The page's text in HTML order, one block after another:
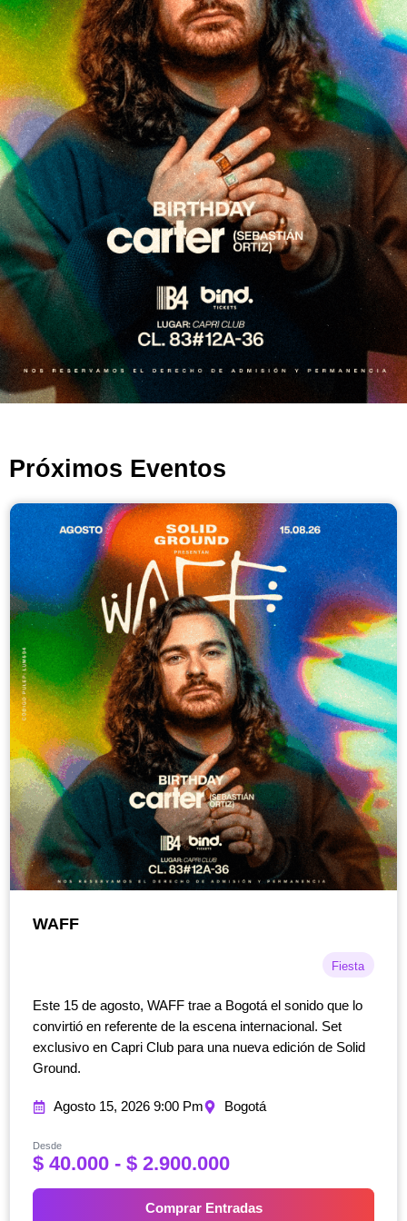
Próximos Eventos
WAFF
Fiesta
Este 15 de agosto, WAFF trae a Bogotá el sonido que lo
convirtió en referente de la escena internacional. Set
exclusivo en Capri Club para una nueva edición de Solid
Ground.
Agosto 15, 2026 9:00 Pm Bogotá
Desde
$40.000 - $2.900.000R
n
Comprar Entradas